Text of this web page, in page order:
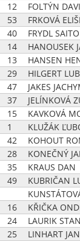
12 FOLTÝN
53 FRKOVÁ
40 FRYDL
14 HANOUSEK
13 HANSEN
29 HILGERT
47 JAKES
37 JELÍNKOVÁ
15 KAVKOVÁ
1 KLUŽÁK
42 KOHOUT
28 KONEČNÝ
35 KRAUS DAN
49 KUBRIČAN
16 KŘIČKA
24 LAURIK
25 LINHART JAN